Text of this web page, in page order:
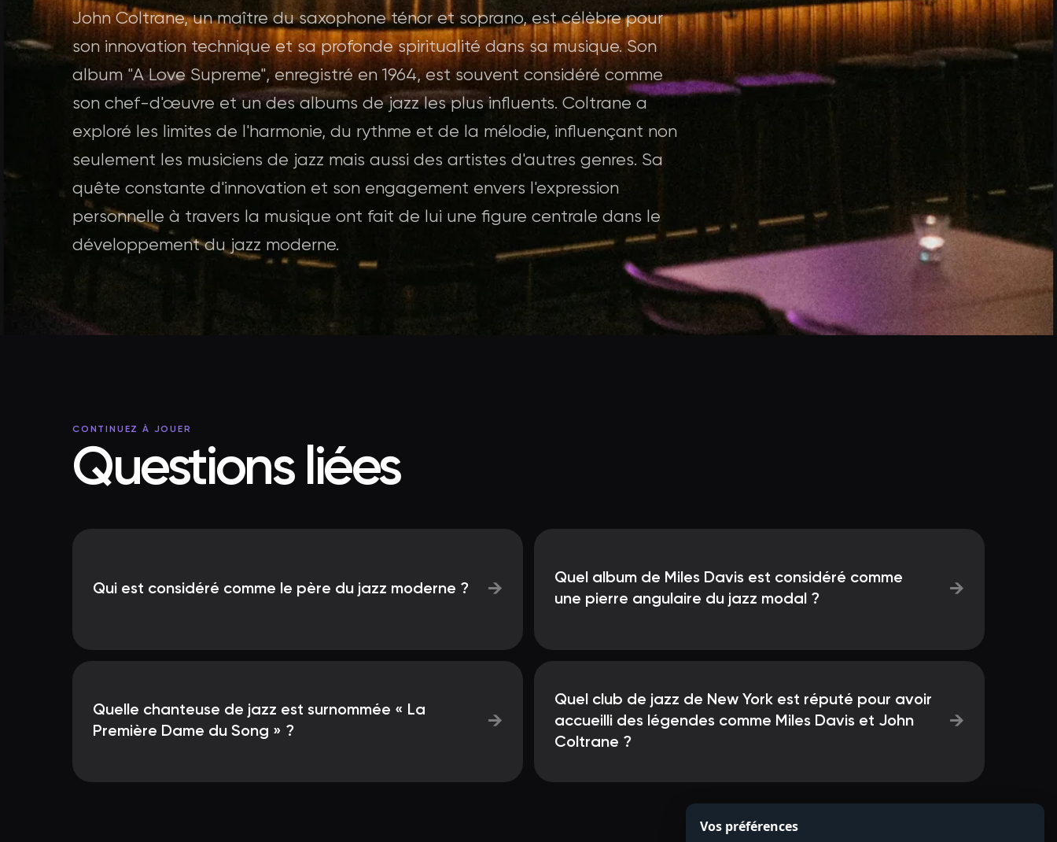
John Coltrane, un maître du saxophone ténor et soprano, est célèbre pour
son innovation technique et sa profonde spiritualité dans sa musique. Son
album "A Love Supreme", enregistré en 1964, est souvent considéré comme
son chef-d'œuvre et un des albums de jazz les plus influents. Coltrane a
exploré les limites de l'harmonie, du rythme et de la mélodie, influençant non
seulement les musiciens de jazz mais aussi des artistes d'autres genres. Sa
quête constante d'innovation et son engagement envers l'expression
personnelle à travers la musique ont fait de lui une figure centrale dans le
développement du jazz moderne.
CONTINUEZ À JOUER
Questions liées
Qui est considéré comme le père du jazz moderne ? →
Quel album de Miles Davis est considéré comme
une pierre angulaire du jazz modal ?
→
Quelle chanteuse de jazz est surnommée « La
Première Dame du Song » ?
→
Quel club de jazz de New York est réputé pour avoir
accueilli des légendes comme Miles Davis et John
Coltrane ?
→
Vos préférences